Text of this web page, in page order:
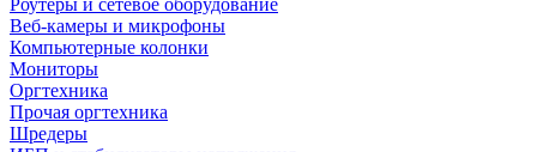
Роутеры и сетевое оборудование
Веб-камеры и микрофоны
Компьютерные колонки
Мониторы
Оргтехника
Прочая оргтехника
Шредеры